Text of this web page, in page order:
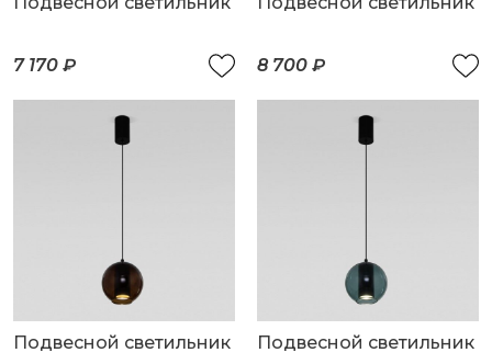
7 170 ₽ 8 700 ₽
Подвесной светильник Подвесной светильник